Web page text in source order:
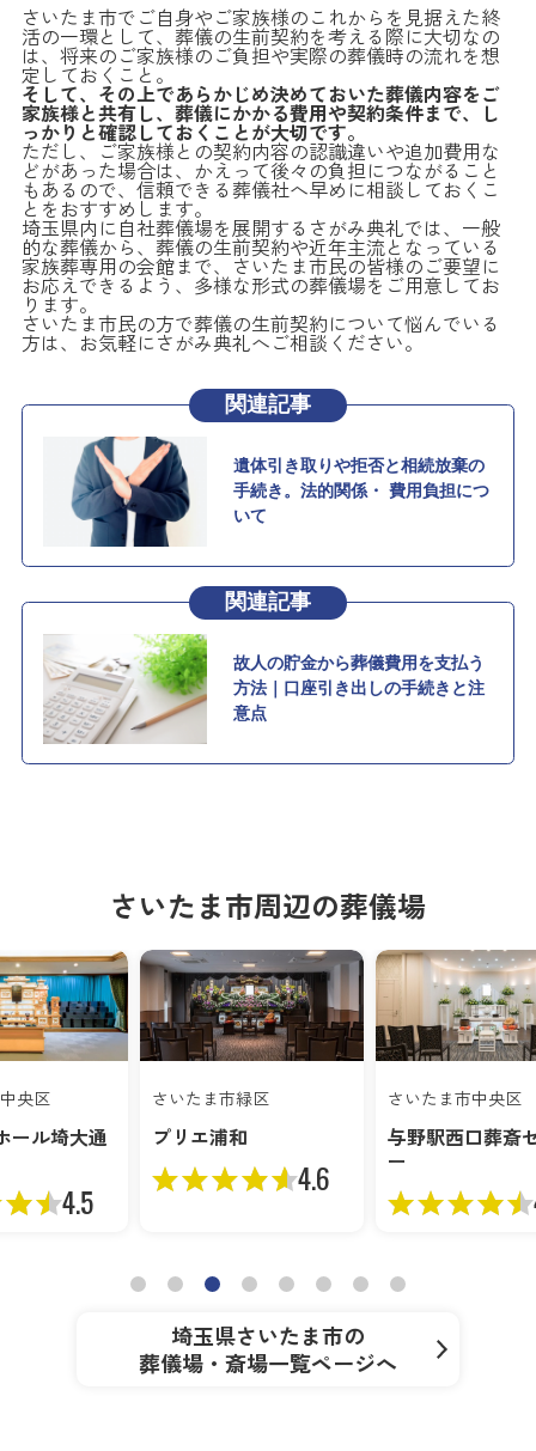
さいたま市でご自身やご家族様のこれからを見据えた終
活の一環として、葬儀の生前契約を考える際に大切なの
は、将来のご家族様のご負担や実際の葬儀時の流れを想
定しておくこと。
そして、その上であらかじめ決めておいた葬儀内容をご
家族様と共有し、葬儀にかかる費用や契約条件まで、し
っかりと確認しておくことが大切です。
ただし、ご家族様との契約内容の認識違いや追加費用な
どがあった場合は、かえって後々の負担につながること
もあるので、信頼できる葬儀社へ早めに相談しておくこ
とをおすすめします。
埼玉県内に自社葬儀場を展開するさがみ典礼では、一般
的な葬儀から、葬儀の生前契約や近年主流となっている
家族葬専用の会館まで、さいたま市民の皆様のご要望に
お応えできるよう、多様な形式の葬儀場をご用意してお
ります。
さいたま市民の方で葬儀の生前契約について悩んでいる
方は、お気軽にさがみ典礼へご相談ください。
さいたま市周辺の葬儀場
央区
ール埼大通
4.5
さいたま市緑区
プリエ浦和
4.6
さいたま市中央区
与野駅西口葬斎
ー
埼玉県さいたま市の
葬儀場・斎場一覧ページへ